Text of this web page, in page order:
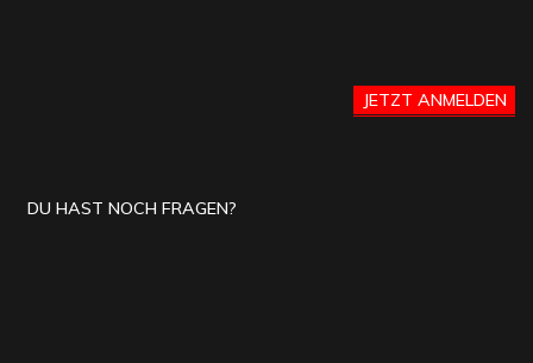
JETZT ANMELDEN
DU HAST NOCH FRAGEN?